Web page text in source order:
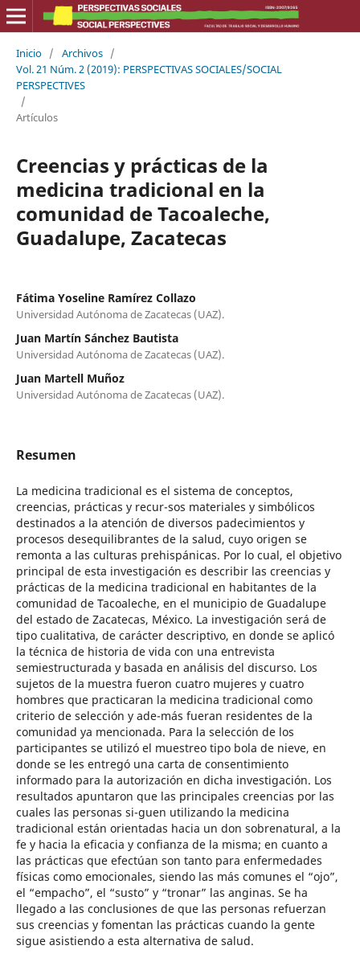
Inicio / Archivos /
Vol. 21 Núm. 2 (2019): PERSPECTIVAS SOCIALES/SOCIAL
PERSPECTIVES
/
Artículos
Creencias y prácticas de la
medicina tradicional en la
comunidad de Tacoaleche,
Guadalupe, Zacatecas
Fátima Yoseline Ramírez Collazo
Universidad Autónoma de Zacatecas (UAZ).
Juan Martín Sánchez Bautista
Universidad Autónoma de Zacatecas (UAZ).
Juan Martell Muñoz
Universidad Autónoma de Zacatecas (UAZ).
Resumen
La medicina tradicional es el sistema de conceptos,
creencias, prácticas y recur-sos materiales y simbólicos
destinados a la atención de diversos padecimientos y
procesos desequilibrantes de la salud, cuyo origen se
remonta a las culturas prehispánicas. Por lo cual, el objetivo
principal de esta investigación es describir las creencias y
prácticas de la medicina tradicional en habitantes de la
comunidad de Tacoaleche, en el municipio de Guadalupe
del estado de Zacatecas, México. La investigación será de
tipo cualitativa, de carácter descriptivo, en donde se aplicó
la técnica de historia de vida con una entrevista
semiestructurada y basada en análisis del discurso. Los
sujetos de la muestra fueron cuatro mujeres y cuatro
hombres que practicaran la medicina tradicional como
criterio de selección y ade-más fueran residentes de la
comunidad ya mencionada. Para la selección de los
participantes se utilizó el muestreo tipo bola de nieve, en
donde se les entregó una carta de consentimiento
informado para la autorización en dicha investigación. Los
resultados apuntaron que las principales creencias por las
cuales las personas si-guen utilizando la medicina
tradicional están orientadas hacia un don sobrenatural, a la
fe y hacia la eficacia y confianza de la misma; en cuanto a
las prácticas que efectúan son tanto para enfermedades
físicas como emocionales, siendo las más comunes el “ojo”,
el “empacho”, el “susto” y “tronar” las anginas. Se ha
llegado a las conclusiones de que las personas refuerzan
sus creencias y fomentan las prácticas cuando la gente
sigue asistiendo a esta alternativa de salud.